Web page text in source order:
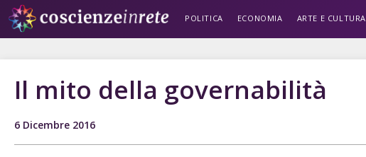
POLITICA ECONOMIA ARTE E CULTURA
Il mito della governabilità
6 Dicembre 2016